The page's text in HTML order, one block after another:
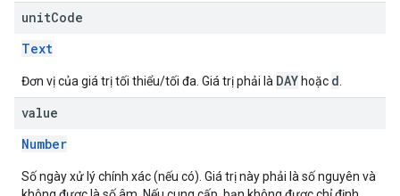
unitCode
Text
Đơn vị của giá trị tối thiểu/tối đa. Giá trị phải là DAY hoặc d
value
Number
Số ngày xử lý chính xác (nếu có). Giá trị này phải là số nguyên và